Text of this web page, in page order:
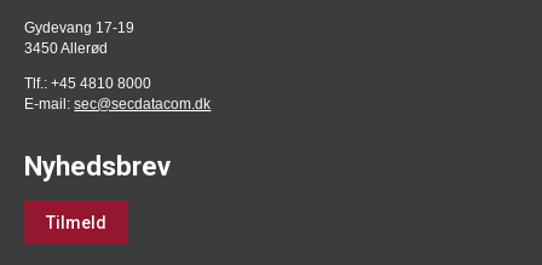
Gydevang 17-19
3450 Allerød
Tlf.: +45 4810 8000
E-mail:sec@secdatacom.dk
Nyhedsbrev
Tilmeld